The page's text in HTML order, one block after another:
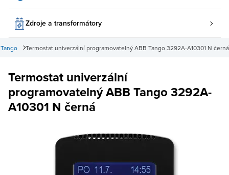
Zdroje a transformátory
Termostat univerzální programovatelný ABB Tango 3292A-A10301 N černá
Termostat univerzální
programovatelný ABB Tango 3292A-
A10301 N černá